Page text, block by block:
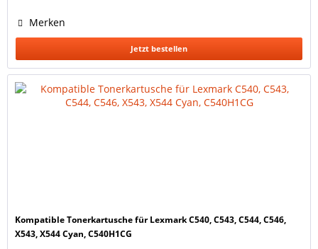
Merken
Jetzt bestellen
Kompatible Tonerkartusche für Lexmark C540, C543, C544, C546,
X543, X544 Cyan, C540H1CG